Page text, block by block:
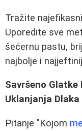
Tražite
Uporedite sve
šećernu pastu,
najbolje i
Savršeno
Uklanjanja Dlaka
Pitanje "Kojom